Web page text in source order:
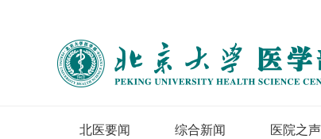
北医要闻 综合新闻 医院之声